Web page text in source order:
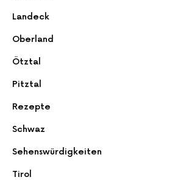
Landeck
Oberland
Ötztal
Pitztal
Rezepte
Schwaz
Sehenswürdigkeiten
Tirol